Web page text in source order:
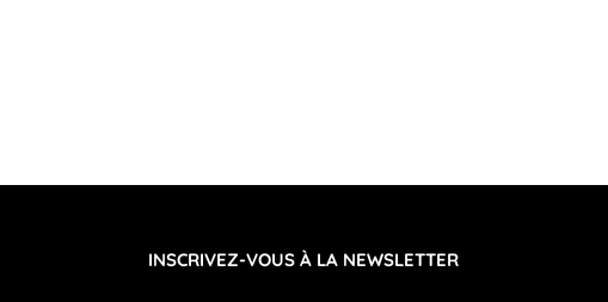
INSCRIVEZ-VOUS À LA NEWSLETTER